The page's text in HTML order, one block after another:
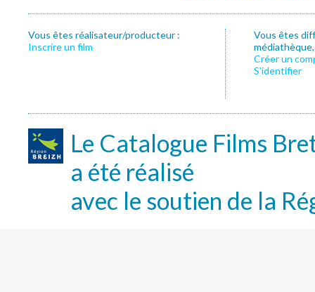
Vous êtes réalisateur/producteur :
Inscrire un film
Vous êtes
Créer un
S’identifier
Le Catalogue Films
a été réalisé
avec le soutien de la